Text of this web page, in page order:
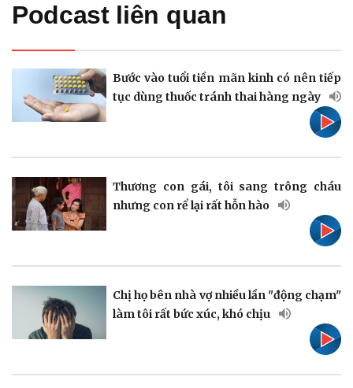
Khởi nghiệp
Tiêu dùng
Tỷ giá
Pháp luật
Vụ án
Tin nóng
Tư vấn luật
Quân sự - Quốc phòng
Việt Nam
Phân tích
Thể thao
Bóng đá
eSports
Ô tô - Xe máy
Podcast liên quan
Bước vào tuổi tiền mãn kinh có nên tiếp
tục dùng thuốc tránh thai hàng ngày
Thương con gái, tôi sang trông cháu
nhưng con rể lại rất hỗn hào
Chị họ bên nhà vợ nhiều lần "động chạm"
làm tôi rất bức xúc, khó chịu